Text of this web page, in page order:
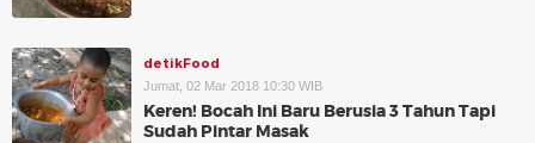
detikFood
Jumat, 02 Mar 2018 10:30 WIB
Keren! Bocah Ini Baru Berusia 3 Tahun Tapi
Sudah Pintar Masak